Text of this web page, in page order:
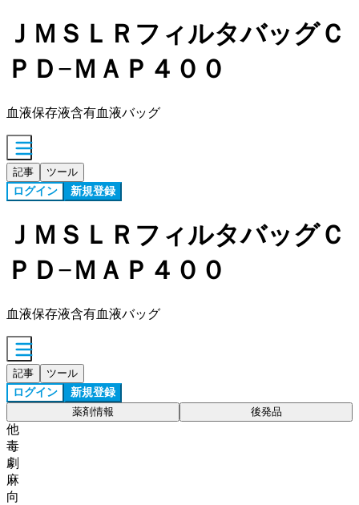
ＪＭＳＬＲフィルタバッグＣ
ＰＤ−ＭＡＰ４００
血液保存液含有血液バッグ
記事 ツール
ログイン 新規登録
ＪＭＳＬＲフィルタバッグＣ
ＰＤ−ＭＡＰ４００
血液保存液含有血液バッグ
記事 ツール
ログイン 新規登録
薬剤情報 後発品
他
毒
劇
麻
向